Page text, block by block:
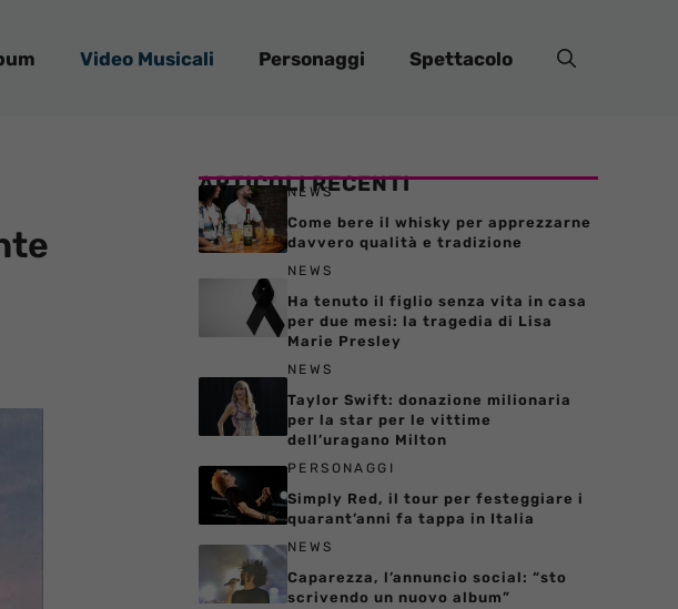
Video Musicali Personaggi Spettacolo
ARTICOLI RECENTI
NEWS
Come bere il whisky per apprezzarne
davvero qualità e tradizione
NEWS
Ha tenuto il figlio senza vita in casa
per due mesi: la tragedia di Lisa
Marie Presley
NEWS
Taylor Swift: donazione milionaria
per la star per le vittime
dell’uragano Milton
PERSONAGGI
Simply Red, il tour per festeggiare i
quarant’anni fa tappa in Italia
NEWS
Caparezza, l’annuncio social: “sto
scrivendo un nuovo album”